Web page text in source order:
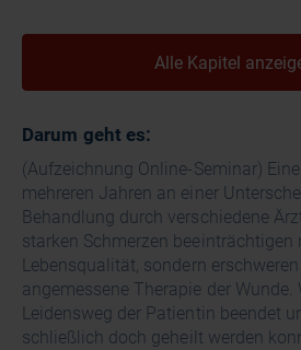
Alle Kapitel
Darum geht es:
(Aufzeichnung Online-Seminar)
mehreren Jahren an einer
Behandlung durch verschiedene
starken Schmerzen beeinträchtigen
Lebensqualität, sondern
angemessene Therapie der Wunde.
Leidensweg der Patientin beendet
schließlich doch geheilt werden